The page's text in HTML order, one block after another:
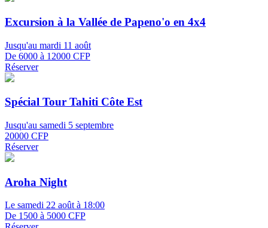
Excursion à la Vallée de Papeno'o en 4x4
Jusqu'au mardi 11 août
De 6000 à 12000 CFP
Réserver
Spécial Tour Tahiti Côte Est
Jusqu'au samedi 5 septembre
20000 CFP
Réserver
Aroha Night
Le samedi 22 août à 18:00
De 1500 à 5000 CFP